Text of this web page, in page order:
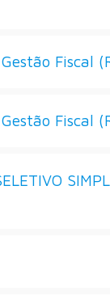
Fiscal
Fiscal